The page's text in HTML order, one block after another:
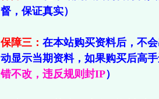
督，保证真实）
保障三： 在本站购买资料后，不
动显示当期资料，如果购买后高
错不改，违反规则封IP）